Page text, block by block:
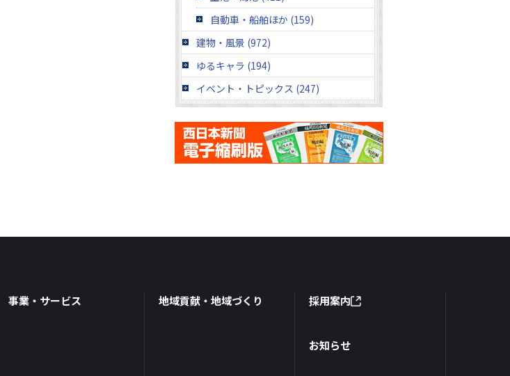
自動車・船舶ほか (159)
建物・風景 (972)
ゆるキャラ (194)
イベント・トピックス (247)
事業・サービス 地域貢献・地域づくり 採用案内
お知らせ